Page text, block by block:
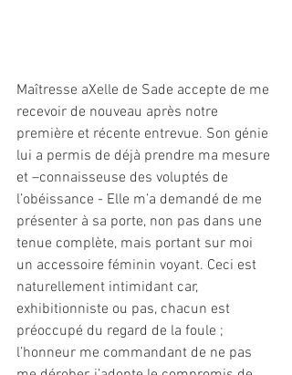
Maîtresse aXelle de Sade accepte de me
recevoir de nouveau après notre
première et récente entrevue. Son génie
lui a permis de déjà prendre ma mesure
et –connaisseuse des voluptés de
l’obéissance - Elle m’a demandé de me
présenter à sa porte, non pas dans une
tenue complète, mais portant sur moi
un accessoire féminin voyant. Ceci est
naturellement intimidant car,
exhibitionniste ou pas, chacun est
préoccupé du regard de la foule ;
l’honneur me commandant de ne pas